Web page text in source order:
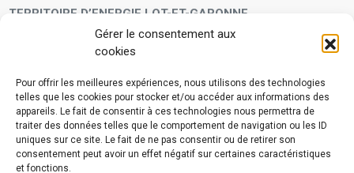
Gérer le consentement aux
cookies
Pour offrir les meilleures expériences, nous utilisons des technologies
telles que les cookies pour stocker et/ou accéder aux informations des
appareils. Le fait de consentir à ces technologies nous permettra de
traiter des données telles que le comportement de navigation ou les ID
uniques sur ce site. Le fait de ne pas consentir ou de retirer son
consentement peut avoir un effet négatif sur certaines caractéristiques
et fonctions.
TERRITOIRE D’ENERGIE LOT-ET-GARONNE
Enfants et adolescents
VIVRE À VOS CÔTÉS
Service municipal d’aide administrative
Aide à la personne en difficulté
Télé-alerte